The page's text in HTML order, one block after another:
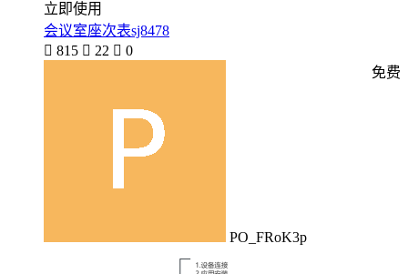
立即使用
会议室座次表sj8478
 815  22  0
PO_FRoK3p
免费